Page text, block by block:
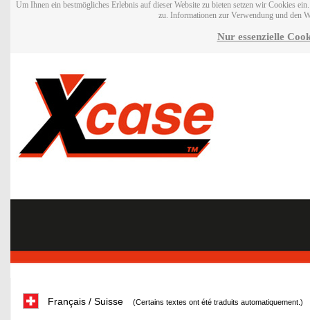
Um Ihnen ein bestmögliches Erlebnis auf dieser Website zu bieten setzen wir Cookies
zu. Informationen zur Verwendung und den
Nur essenzielle
Français / Suisse (Certains textes ont été traduits automatiquement.)